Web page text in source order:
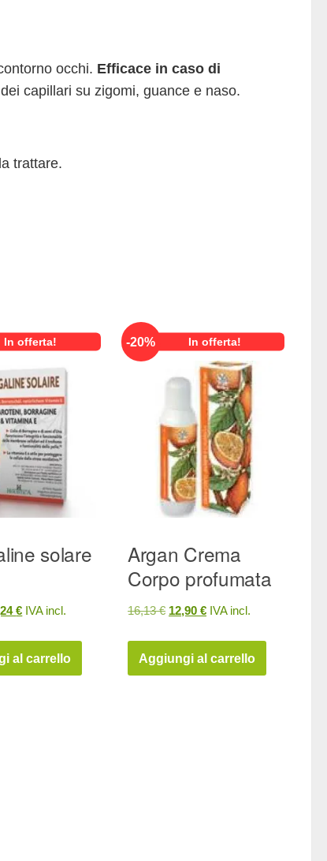
occhi. Efficace in caso di
capillari su zigomi, guance e naso.
trattare.
In offerta!
solare
€Il
attuale
è:
IVA incl.
al carrello
-20% In offerta!
Argan Crema
Corpo profumata
16,13€ Il
originale
era:
12,90€Il
attuale
è:
IVA incl.
Aggiungi al carrello